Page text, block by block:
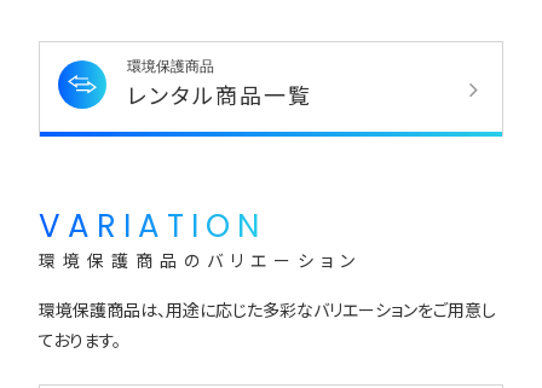
環境保護商品
レンタル商品一覧
VARIATION
環境保護商品のバリエーション
環境保護商品は、用途に応じた多彩なバリエーションをご用意し
ております。